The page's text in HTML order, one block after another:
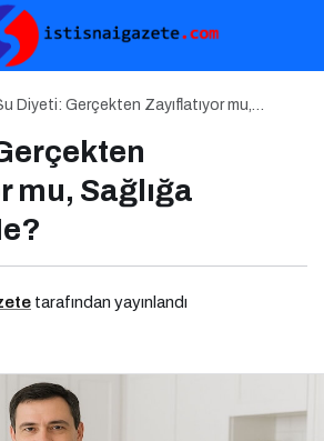
Diyeti: Gerçekten Zayıflatıyor mu,
mu, Sağlığa
tarafından yayınlandı
Saplantı Bir Sevgi İhtiyacıdır